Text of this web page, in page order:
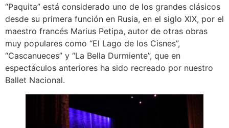
“Paquita” está considerado uno de los grandes clásicos
desde su primera función en Rusia, en el siglo XIX, por el
maestro francés Marius Petipa, autor de otras obras
muy populares como “El Lago de los Cisnes”,
“Cascanueces” y “La Bella Durmiente”, que en
espectáculos anteriores ha sido recreado por nuestro
Ballet Nacional.